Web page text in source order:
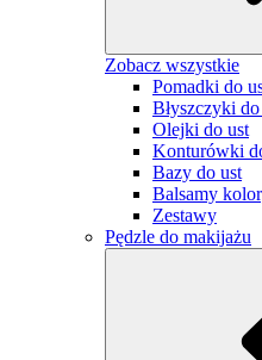
Zobacz wszystkie
Pomadki do
Błyszczyki
Olejki do ust
Konturówki
Bazy do ust
Balsamy
Zestawy
Pędzle do makijażu